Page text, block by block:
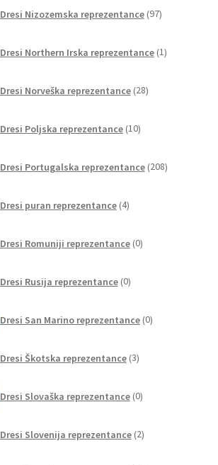
Dresi Nizozemska reprezentance 97izdelkov
Dresi Northern Irska reprezentance 1izdelek
Dresi Norveška reprezentance 28izdelkov
Dresi Poljska reprezentance 10izdelkov
Dresi Portugalska reprezentance 208izdelkov
Dresi puran reprezentance 4izdelki
Dresi Romuniji reprezentance 0izdelkov
Dresi Rusija reprezentance 0izdelkov
Dresi San Marino reprezentance 0izdelkov
Dresi Škotska reprezentance 3izdelki
Dresi Slovaška reprezentance 0izdelkov
Dresi Slovenija reprezentance 2izdelka